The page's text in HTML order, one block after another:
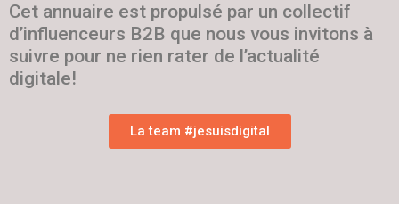
Cet annuaire est propulsé par un collectif
d’influenceurs B2B que nous vous invitons à
suivre pour ne rien rater de l’actualité
digitale!
La team #jesuisdigital